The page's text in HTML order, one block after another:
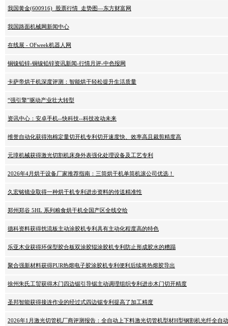
我国黄金(600916)_股票行情_走势图—东方财富网
我国路面机械网新闻中心
在线展 - OFweek机器人网
铜镍铅锌-铜镍铅锌资讯新闻-行情月评-中色报网
卡萨帝烘干机深度评测：智能烘干轻松提升生活质量
“强引擎”驱动产业壮大转型
资讯中心：安卓手机--快科技--科技改动未来
维誉自动化获得泡棉定量切开机专利切开速度快、效率高且裁剪精度高
元璋机械获得激光切割机床身外表强化处理设备及工艺专利
2026年4月烘干设备厂家推荐指南：三筒烘干机单筒机滚公司优选！
久宏铭镜业取得一种烘干机专利进步资料的传送精准性
郑州郑谷 5HL 系列粮食烘干机全国产区全线交给
德科资料获得扰流板主动涂胶机专利具有主动化程度高的特色
乐亚木业获得环保型胶合板双涂胶辊涂胶机专利防止形成胶水的糟蹋
聚合强新材料获得PUR热熔电子胶涂胶机专利便利后续将热熔胶导出
徐州朱氏工贸获得木门四边锯引导锯主动调理组织专利进步木门切开精度
圣邦智能获得接连作业的经过式四边锯专利提高了加工精度
2026年1月激光切管机厂商评测报告：全自动上下料激光切管机型材H型钢割机光纤全自